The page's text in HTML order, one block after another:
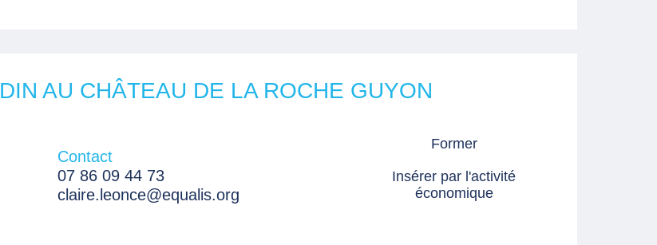
AU CHÂTEAU DE LA ROCHE GUYON
Contact
07 86 09 44 73
claire.leonce@equalis.org
Former
Insérer par l'activité
économique